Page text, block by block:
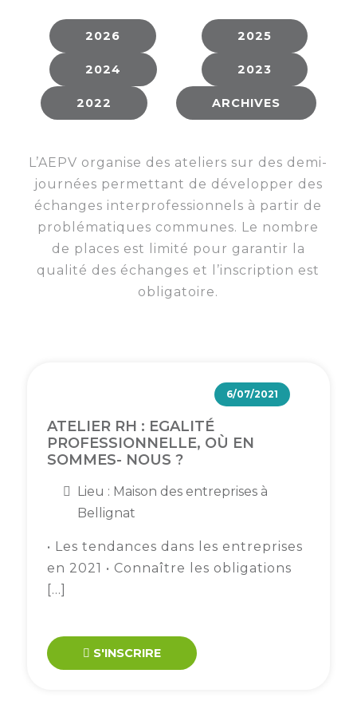
de
managers
intermédiaires
féminin
Congrès
et
salons
Projets
Agenda
Actualité
des
membres
de
Industrie
Bâtiment
Dispositifs
partenaires
Offres
Proposer
une
offre
privilège
CONTACT
2026 2025
2024 2023
2022 ARCHIVES
L’AEPV organise des ateliers sur des demi-
journées permettant de développer des
échanges interprofessionnels à partir de
problématiques communes. Le nombre
de places est limité pour garantir la
qualité des échanges et l’inscription est
obligatoire.
6/07/2021
ATELIER RH : EGALITÉ
PROFESSIONNELLE, OÙ EN
SOMMES- NOUS ?
Lieu : Maison des entreprises à
Bellignat
• Les tendances dans les entreprises
en 2021 • Connaître les obligations
[…]
S'INSCRIRE